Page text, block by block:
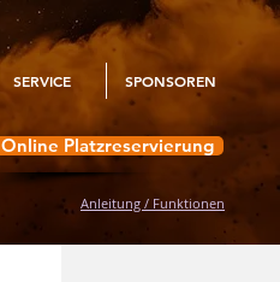
SERVICE SPONSOREN
Online Platzreservierung
Anleitung / Funktionen